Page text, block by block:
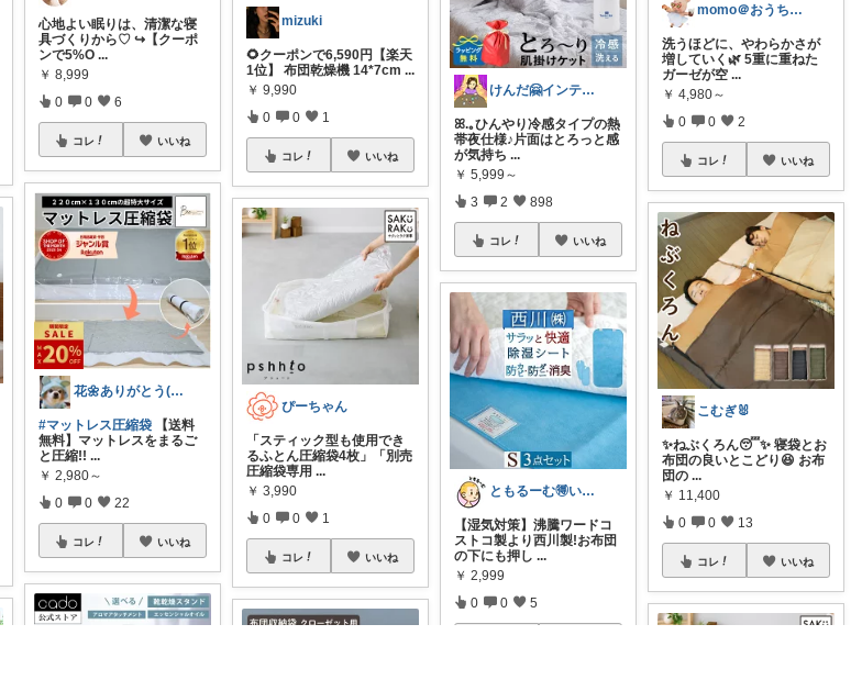
心地よい眠りは、清潔な寝
具づくりから♡ ↪︎【クーポ
ンで5%O ...
￥ 8,999
0 0 6
コレ いいね
花🌼ありがとう(*･ω･)*_ _)ﾍ
#マットレス圧縮袋 【送料
無料】マットレスをまるご
と圧縮!!...
￥ 2,980～
0 0 22
コレ いいね
mizuki
🌻クーポンで6,590円【楽天
1位】 布団乾燥機 14*7cm ...
￥ 9,990
0 0 1
コレ いいね
ぴーちゃん
「スティック型も使用でき
るふとん圧縮袋4枚」「別売
圧縮袋専用 ...
￥ 3,990
0 0 1
コレ いいね
けんだ🤗インテリア多め
ꕤ.｡ひんやり冷感タイプの熱
帯夜仕様♪片面はとろっと感
が気持ち ...
￥ 5,999～
3 2 898
コレ いいね
ともるーむ🉐いいものみっけ‼️
【湿気対策】沸騰ワードコ
ストコ製より西川製!お布団
の下にも押し ...
￥ 2,999
0 0 5
momo＠おうち大好き💛
洗うほどに、やわらかさが
増していく🌿 5重に重ねた
ガーゼが空 ...
￥ 4,980～
0 0 2
コレ いいね
こむぎ🐰
✨ねぶくろん😴✨ 寝袋とお
布団の良いとこどり😆 お布
団の ...
￥ 11,400
0 0 13
コレ いいね